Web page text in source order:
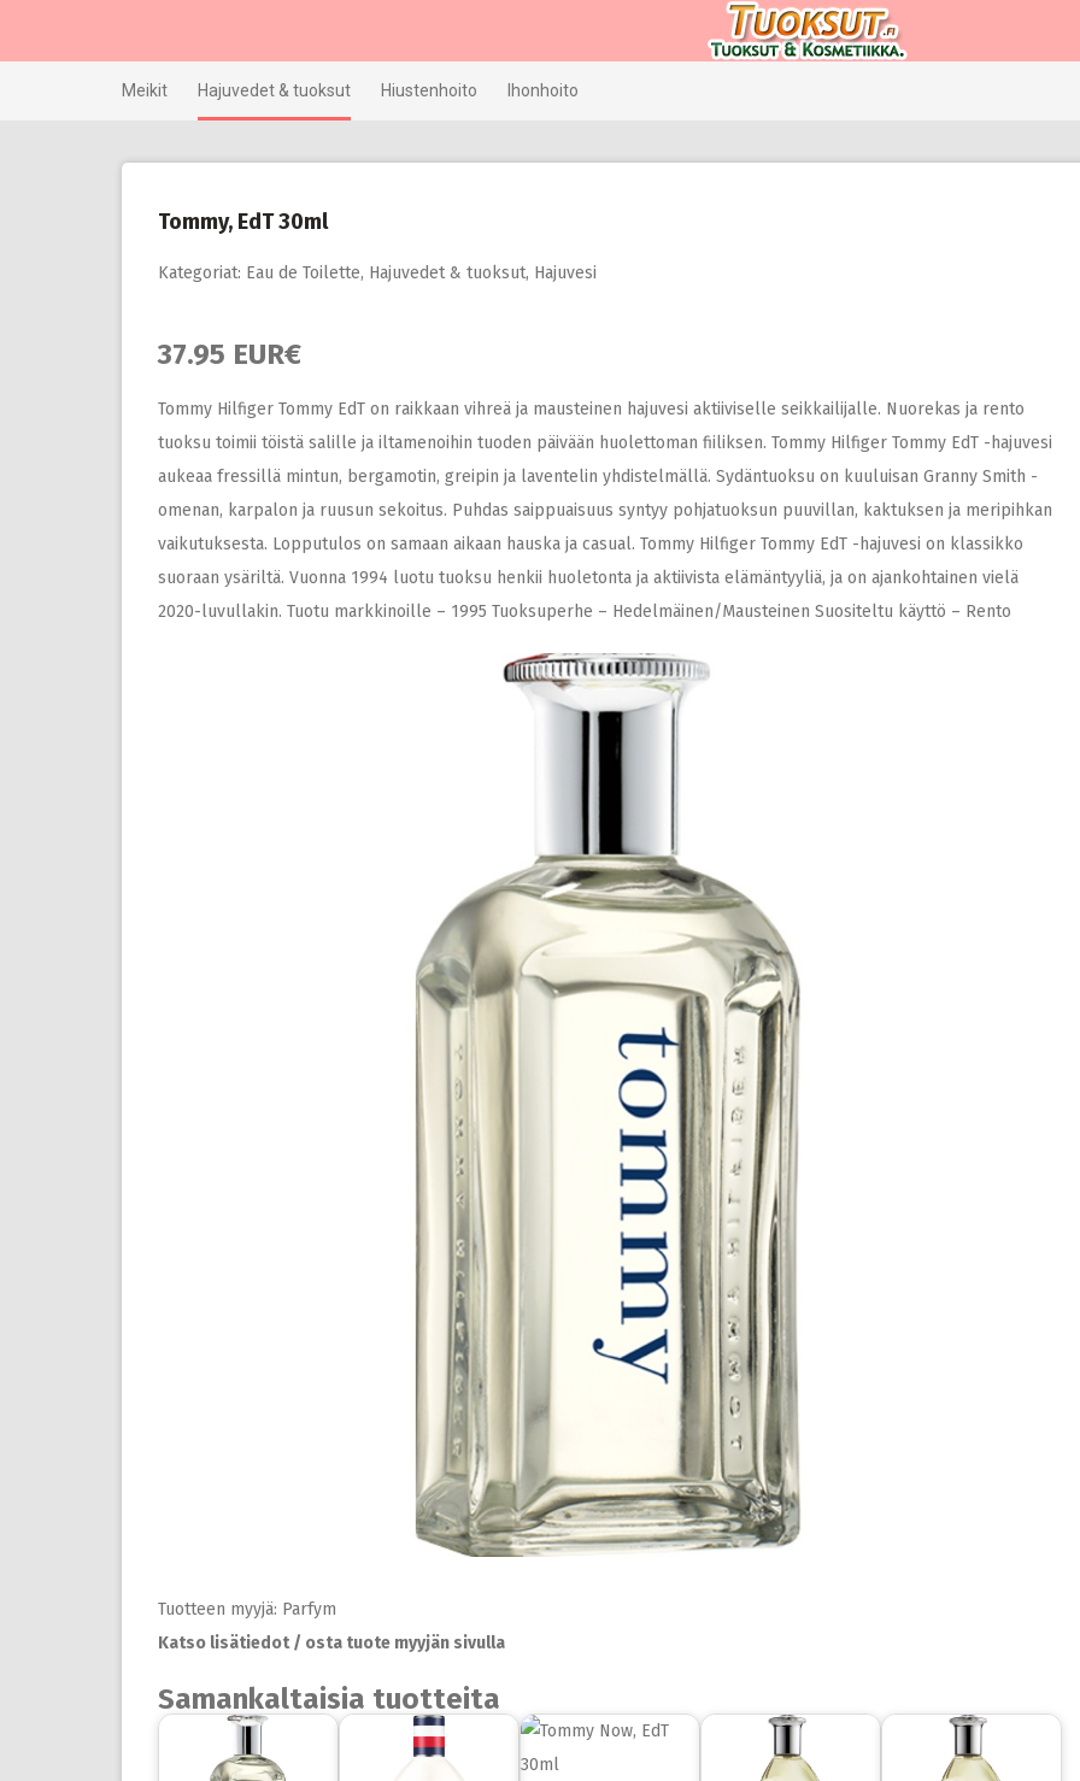
Meikit Hajuvedet & tuoksut Hiustenhoito Ihonhoito
Tommy, EdT 30ml
Kategoriat: Eau de Toilette, Hajuvedet & tuoksut, Hajuvesi
37.95 EUR€
Tommy Hilfiger Tommy EdT on raikkaan vihreä ja mausteinen hajuvesi aktiiviselle seikkailijalle. Nuorekas ja rento
tuoksu toimii töistä salille ja iltamenoihin tuoden päivään huolettoman fiiliksen. Tommy Hilfiger Tommy EdT -hajuvesi
aukeaa fressillä mintun, bergamotin, greipin ja laventelin yhdistelmällä. Sydäntuoksu on kuuluisan Granny Smith -
omenan, karpalon ja ruusun sekoitus. Puhdas saippuaisuus syntyy pohjatuoksun puuvillan, kaktuksen ja meripihkan
vaikutuksesta. Lopputulos on samaan aikaan hauska ja casual. Tommy Hilfiger Tommy EdT -hajuvesi on klassikko
suoraan ysäriltä. Vuonna 1994 luotu tuoksu henkii huoletonta ja aktiivista elämäntyyliä, ja on ajankohtainen vielä
2020-luvullakin. Tuotu markkinoille – 1995 Tuoksuperhe – Hedelmäinen/Mausteinen Suositeltu käyttö – Rento
Tuotteen myyjä: Parfym
Katso lisätiedot / osta tuote myyjän sivulla
Samankaltaisia tuotteita